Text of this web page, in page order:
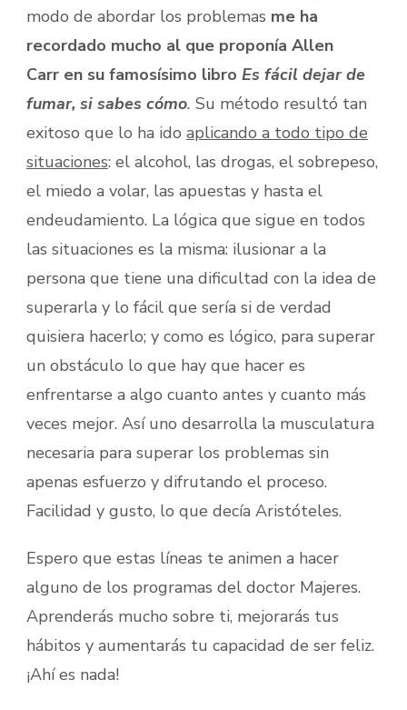
modo de abordar los problemas me ha
recordado mucho al que proponía Allen
Carr en su famosísimo libro Es fácil dejar de
fumar, si sabes cómo. Su método resultó tan
exitoso que lo ha ido aplicando a todo tipo de
situaciones: el alcohol, las drogas, el sobrepeso,
el miedo a volar, las apuestas y hasta el
endeudamiento. La lógica que sigue en todos
las situaciones es la misma: ilusionar a la
persona que tiene una dificultad con la idea de
superarla y lo fácil que sería si de verdad
quisiera hacerlo; y como es lógico, para superar
un obstáculo lo que hay que hacer es
enfrentarse a algo cuanto antes y cuanto más
veces mejor. Así uno desarrolla la musculatura
necesaria para superar los problemas sin
apenas esfuerzo y difrutando el proceso.
Facilidad y gusto, lo que decía Aristóteles.
Espero que estas líneas te animen a hacer
alguno de los programas del doctor Majeres.
Aprenderás mucho sobre ti, mejorarás tus
hábitos y aumentarás tu capacidad de ser feliz.
¡Ahí es nada!